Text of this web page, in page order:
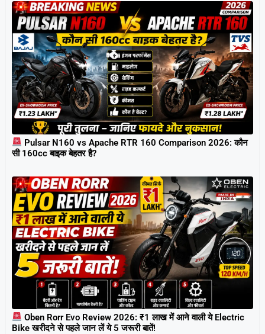
Pulsar N160 vs Apache RTR 160 Comparison 2026: कौन
सी 160cc बाइक बेहतर है?
Oben Rorr Evo Review 2026: ₹1 लाख में आने वाली ये Electric
Bike खरीदने से पहले जान लें ये 5 जरूरी बातें!